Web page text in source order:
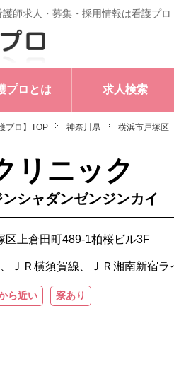
護師求人・募集・採用情報は看護プ
プロとは 求人検索
プロ】TOP 神奈川県 横浜市戸塚区
リニック
ンシャダンゼンジンカイ
区上倉田町489-1柏桜ビル3F
、ＪＲ横須賀線、ＪＲ湘南新宿
ら近い 寮あり